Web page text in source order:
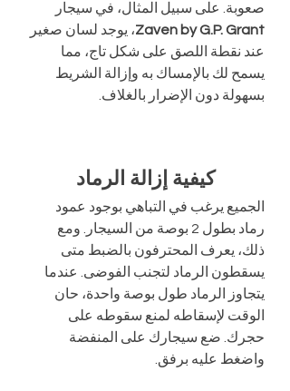
صعوبة. على سبيل المثال، في سيجار
Zaven by G.P. Grant، يوجد لسان صغير
عند نقطة اللصق على شكل تاج، مما
يسمح لك بالإمساك به وإزالة الشريط
بسهولة دون الإضرار بالغلاف.
كيفية إزالة الرماد
الجميع يرغب في التباهي بوجود عمود
رماد بطول 2 بوصة من السيجار. ومع
ذلك، يعرف المحترفون بالضبط متى
يسقطون الرماد لتجنب الفوضى. عندما
يتجاوز الرماد طول بوصة واحدة، حان
الوقت لإسقاطه لمنع سقوطه على
حجرك. ضع سيجارك على المنفضة
واضغط عليه برفق.